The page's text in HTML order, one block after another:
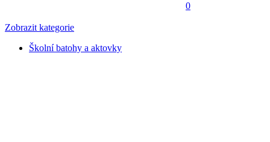
0
Zobrazit kategorie
Školní batohy a aktovky